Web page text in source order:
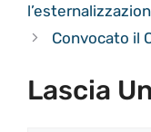
Convocato il
Lascia